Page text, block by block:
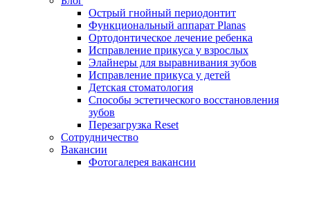
Острый гнойный периодонтит
Функциональный аппарат Planas
Ортодонтическое лечение ребенка
Исправление прикуса у взрослых
Элайнеры для выравнивания зубов
Исправление прикуса у детей
Детская стоматология
Способы эстетического восстановления
зубов
Перезагрузка Reset
Сотрудничество
Вакансии
Фотогалерея вакансии